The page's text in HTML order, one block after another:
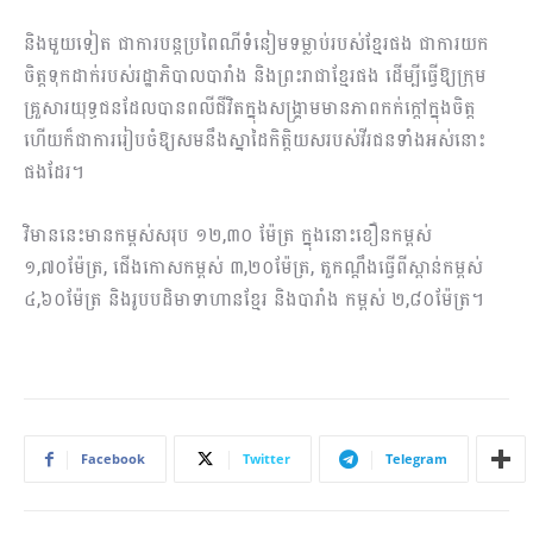
និងមួយទៀត ជាការបន្តប្រពៃណីទំនៀមទម្លាប់របស់ខ្មែរផង ជាការយក
ចិត្តទុកដាក់របស់រដ្ឋាភិបាលបារាំង និងព្រះរាជាខ្មែរផង ដើម្បីធ្វើឱ្យក្រុម
គ្រួសារយុទ្ធជនដែលបានពលីជីវិតក្នុងសង្គ្រាមមានភាពកក់ក្ដៅក្នុងចិត្ត
ហើយក៏ជាការរៀបចំឱ្យសមនឹងស្នាដៃកិត្តិយសរបស់វីរជនទាំងអស់នោះ
ផងដែរ។
វិមាននេះមានកម្ពស់សរុប ១២,៣០ ម៉ែត្រ ក្នុងនោះខឿនកម្ពស់
១,៧០ម៉ែត្រ, ជើងកោសកម្ពស់ ៣,២០ម៉ែត្រ, តួកណ្តឹងធ្វើពីស្ពាន់កម្ពស់
៤,៦០ម៉ែត្រ និងរូបបដិមាទាហានខ្មែរ និងបារាំង កម្ពស់ ២,៨០ម៉ែត្រ។
Facebook Twitter Telegram